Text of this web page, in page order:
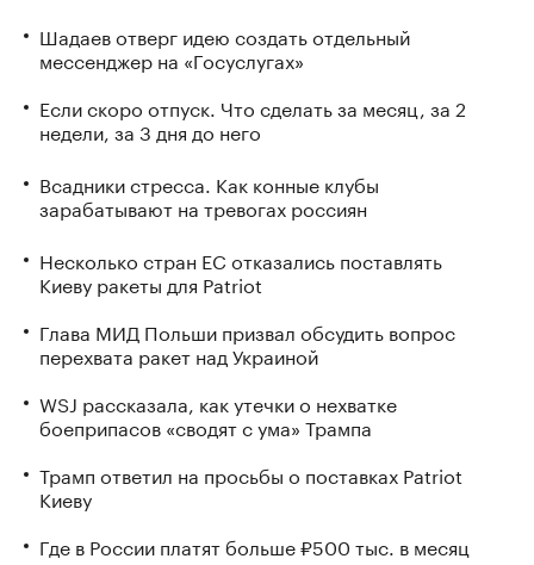
Шадаев отверг идею создать отдельный
мессенджер на «Госуслугах»
Если скоро отпуск. Что сделать за месяц, за 2
недели, за 3 дня до него
Всадники стресса. Как конные клубы
зарабатывают на тревогах россиян
Несколько стран ЕС отказались поставлять
Киеву ракеты для Patriot
Глава МИД Польши призвал обсудить вопрос
перехвата ракет над Украиной
WSJ рассказала, как утечки о нехватке
боеприпасов «сводят с ума» Трампа
Трамп ответил на просьбы о поставках Patriot
Киеву
Где в России платят больше ₽500 тыс. в месяц